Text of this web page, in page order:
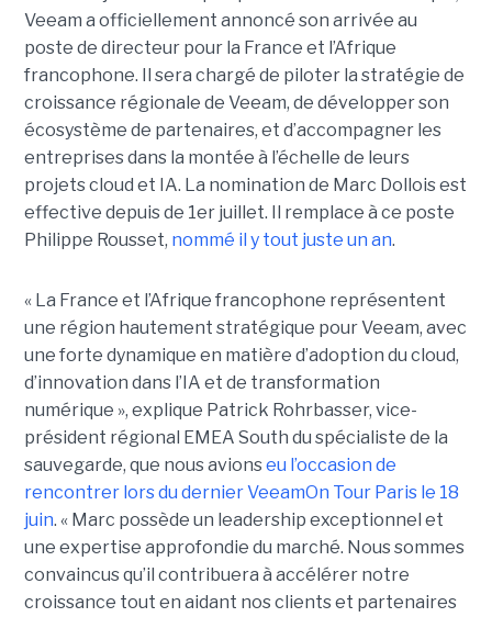
Veeam a officiellement annoncé son arrivée au
poste de directeur pour la France et l’Afrique
francophone. Il sera chargé de piloter la stratégie de
croissance régionale de Veeam, de développer son
écosystème de partenaires, et d’accompagner les
entreprises dans la montée à l’échelle de leurs
projets cloud et IA. La nomination de Marc Dollois est
effective depuis de 1er juillet. Il remplace à ce poste
Philippe Rousset, nommé il y tout juste un an.
« La France et l’Afrique francophone représentent
une région hautement stratégique pour Veeam, avec
une forte dynamique en matière d’adoption du cloud,
d’innovation dans l’IA et de transformation
numérique », explique Patrick Rohrbasser, vice-
président régional EMEA South du spécialiste de la
sauvegarde, que nous avionseu l’occasion de
rencontrer lors du dernier VeeamOn Tour Paris le 18
juin. « Marc possède un leadership exceptionnel et
une expertise approfondie du marché. Nous sommes
convaincus qu’il contribuera à accélérer notre
croissance tout en aidant nos clients et partenaires